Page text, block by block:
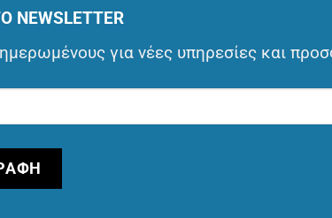
NEWSLETTER
για νέες υπηρεσίες και